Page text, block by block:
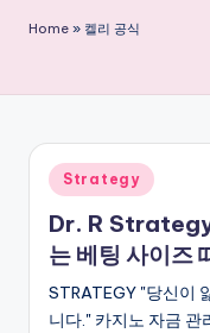
Home » 켈리 공식
Posted
in
Strategy
Dr. R Strategy
는 베팅 사이즈
STRATEGY "당신이
니다." 카지노 자금 관